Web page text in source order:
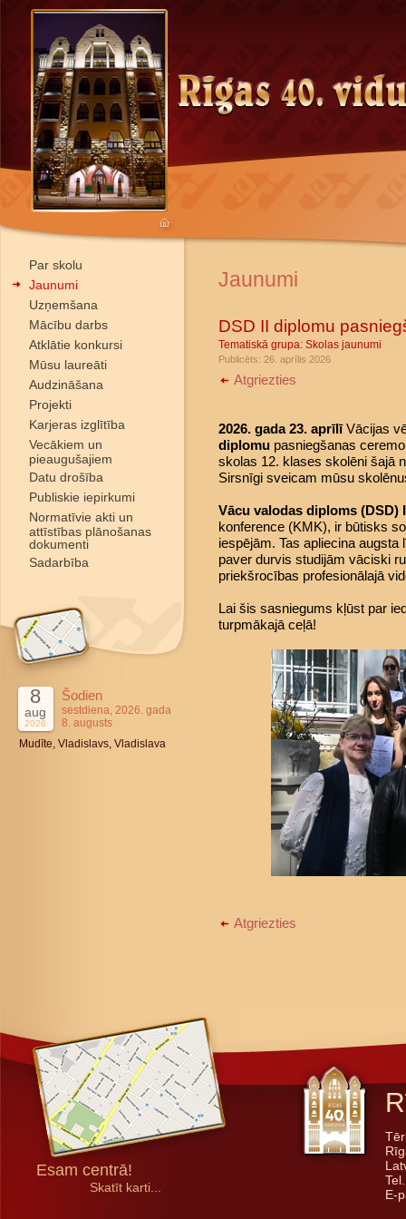
Par skolu
Jaunumi
Uzņemšana
Mācību darbs
Atklātie konkursi
Mūsu laureāti
Audzināšana
Projekti
Karjeras izglītība
Vecākiem un
pieaugušajiem
Datu drošība
Publiskie iepirkumi
Normatīvie akti un
attīstības plānošanas
dokumenti
Sadarbība
8
aug
2026
Šodien
sestdiena, 2026. gada
8. augusts
Mudīte, Vladislavs, Vladislava
Jaunumi
DSD II diplomu
Tematiskā grupa: Skolas jaunumi
Publicēts: 26. aprīlis 2026
Atgriezties
2026. gada 23. aprīlīVācijas
diplomu pasniegšanas
skolas 12. klases skolēni šajā
Sirsnīgi sveicam mūsu
Vācu valodas diploms (DSD)
konference (KMK), ir būtisks
iespējām. Tas apliecina
paver durvis studijām vāciski
priekšrocības profesionālajā
Lai šis sasniegums kļūst par
turpmākajā ceļā!
Atgriezties
Esam centrā!
Skatīt karti...
E-